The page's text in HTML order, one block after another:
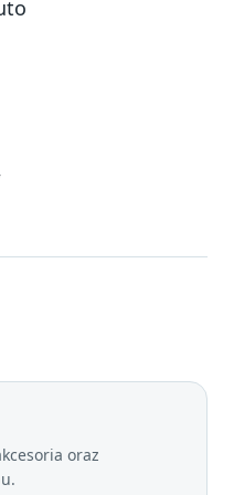
oraz